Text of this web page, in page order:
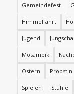
Gemeindefest
Himmelfahrt
Jugend
Mosambik
Ostern Pröbstin
Spielen Stühle